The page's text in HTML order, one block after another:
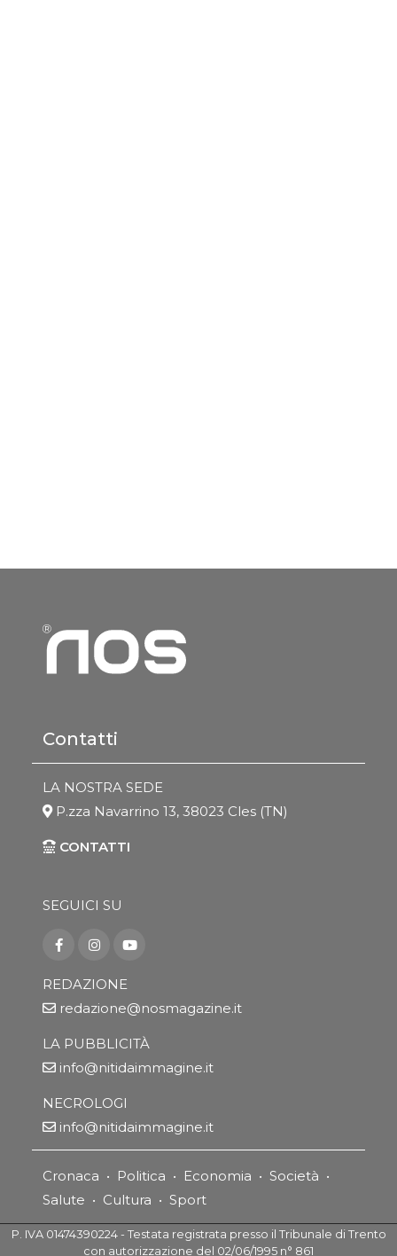
Contatti
LA NOSTRA SEDE
P.zza Navarrino 13, 38023 Cles (TN)
CONTATTI
SEGUICI SU
REDAZIONE
redazione@nosmagazine.it
LA PUBBLICITÀ
info@nitidaimmagine.it
NECROLOGI
info@nitidaimmagine.it
Cronaca • Politica • Economia • Società •
Salute • Cultura • Sport
P. IVA 01474390224 - Testata registrata presso il Tribunale di Trento
con autorizzazione del 02/06/1995 n° 861